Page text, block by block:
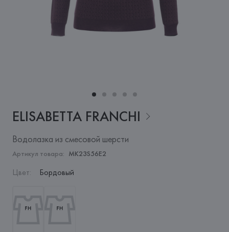
ELISABETTA FRANCHI
Водолазка из смесовой шерсти
Артикул товара: MK23S56E2
Цвет: Бордовый